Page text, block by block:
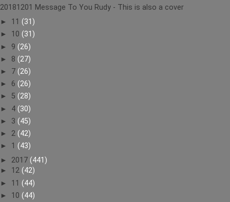
20181201 Message To You Rudy - This is also a cover
► 11 (31)
► 10 (31)
► 9 (26)
► 8 (27)
► 7 (26)
► 6 (26)
► 5 (28)
► 4 (30)
► 3 (45)
► 2 (42)
► 1 (43)
► 2017 (441)
► 12 (42)
► 11 (44)
► 10 (44)